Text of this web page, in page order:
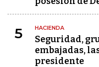
5 HACIENDA
Seguridad,
embajadas,
presidente